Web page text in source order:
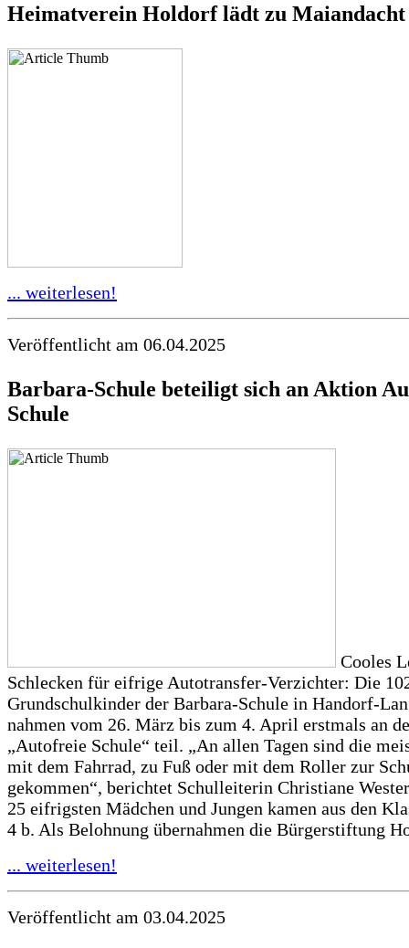
Heimatverein Holdorf lädt zu Maiandacht
... weiterlesen!
Veröffentlicht am 06.04.2025
Barbara-Schule beteiligt sich an Aktion
Schule
Cooles
Schlecken für eifrige Autotransfer-Verzichter: Die
Grundschulkinder der Barbara-Schule in Handorf-
nahmen vom 26. März bis zum 4. April erstmals an
„Autofreie Schule“ teil. „An allen Tagen sind die
mit dem Fahrrad, zu Fuß oder mit dem Roller zur
gekommen“, berichtet Schulleiterin Christiane
25 eifrigsten Mädchen und Jungen kamen aus den
4 b. Als Belohnung übernahmen die Bürgerstiftung
... weiterlesen!
Veröffentlicht am 03.04.2025